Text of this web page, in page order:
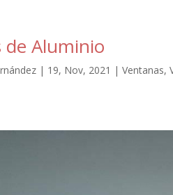
de Aluminio
| 19, Nov, 2021 |Ventanas,